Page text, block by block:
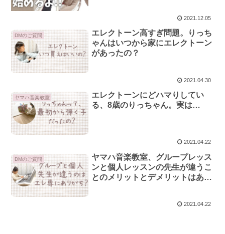
2021.12.05
DMのご質問
エレクトーン高すぎ問題。りっち
ゃんはいつから家にエレクトーン
があったの？
2021.04.30
ヤマハ音楽教室
エレクトーンにどハマりしてい
る、8歳のりっちゃん。実は…
2021.04.22
DMのご質問
ヤマハ音楽教室、グループレッス
ンと個人レッスンの先生が違うこ
とのメリットとデメリットはある
2021.04.22